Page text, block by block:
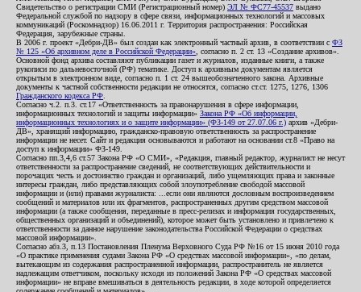
Свидетельство о регистрации СМИ (Регистрационный номер) ЭЛ № ФС77-45537 выдано
Федеральной службой по надзору в сфере связи, информационных технологий и массовых
коммуникаций (Роскомнадзор) 16.06.2011 г. Территория распространения: Российская
Федерация, зарубежные страны.
В 2006 г. проект «Дебри-ДВ» был создан как электронный частный архив, в соответствии с ФЗ
№ 125 «Об архивном деле в Российской Федерации» , согласно п. 2 ст. 13 «Создание архивов».
Основной фонд архива составляют публикации газет и журналов, изданные книги, а также
рукописи по дальневосточной (РФ) тематике. Доступ к архивным документам является
открытым в электронном виде, согласно п. 1 ст. 24 вышеобозначенного закона. Архивные
документы к частной собственности редакции не относятся, согласно ст.ст. 1275, 1276, 1306
Гражданского кодекса РФ
Согласно ч.2. п.3. ст.17 «Ответственность за правонарушения в сфере информации,
информационных технологий и защиты информации» Закона РФ «Об информации,
информационных технологиях и о защите информации» (ФЗ-149 от 27.07.06 г.) архив «Дебри-
ДВ», хранящий информацию, гражданско-правовую ответственность за распространение
информации не несет. Сайт и редакция основываются и работают на основании ст.8 «Право на
доступ к информации» ФЗ-149.
Согласно пп.3,4,6 ст.57 Закона РФ «О СМИ», «Редакция, главный редактор, журналист не несут
ответственности за распространение сведений, не соответствующих действительности и
порочащих честь и достоинство граждан и организаций, либо ущемляющих права и законные
интересы граждан, либо представляющих собой злоупотребление свободой массовой
информации и (или) правами журналиста: ...если они являются дословным воспроизведением
сообщений и материалов или их фрагментов, распространенных другим средством массовой
информации (а также сообщения, переданные в пресс-релизах и информация государственных,
общественных организаций и объединений), которое может быть установлено и привлечено к
ответственности за данное нарушение законодательства Российской Федерации о средствах
массовой информации».
Согласно абз.3, п.13 Постановления Пленума Верховного Суда РФ №16 от 15 июня 2010 года
«О практике применения судами Закона РФ «О средствах массовой информации», «по делам,
вытекающим из содержания распространенной информации, распространитель не является
надлежащим ответчиком, поскольку исходя из положений Закона РФ «О средствах массовой
информации» не вправе вмешиваться в деятельность редакции, в ходе которой определяется